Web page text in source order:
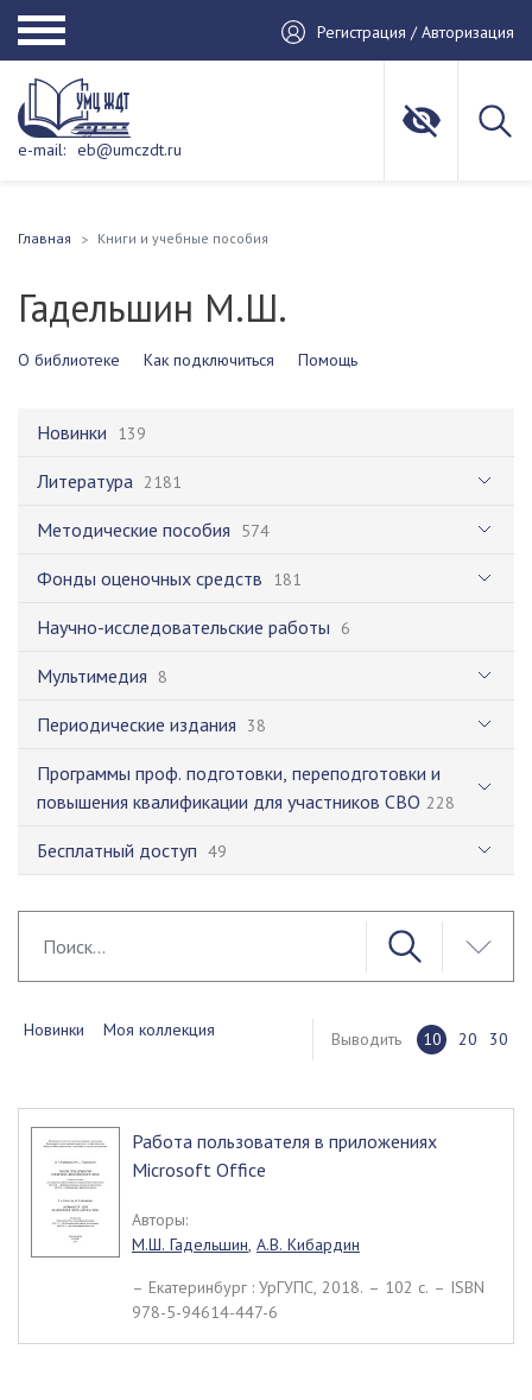
Регистрация / Авторизация
e-mail: eb@umczdt.ru
Главная Книги и учебные пособия
Гадельшин М.Ш.
О библиотеке Как подключиться Помощь
Новинки 139
Литература 2181
Методические пособия 574
Фонды оценочных средств 181
Научно-исследовательские работы 6
Мультимедия 8
Периодические издания 38
Программы проф. подготовки, переподготовки и
повышения квалификации для участников СВО 228
Бесплатный доступ 49
Новинки Моя коллекция Выводить 10 20 30
Работа пользователя в приложениях
Microsoft Office
Авторы:
М.Ш. Гадельшин, А.В. Кибардин
– Екатеринбург : УрГУПС, 2018. – 102 c. – ISBN
978-5-94614-447-6